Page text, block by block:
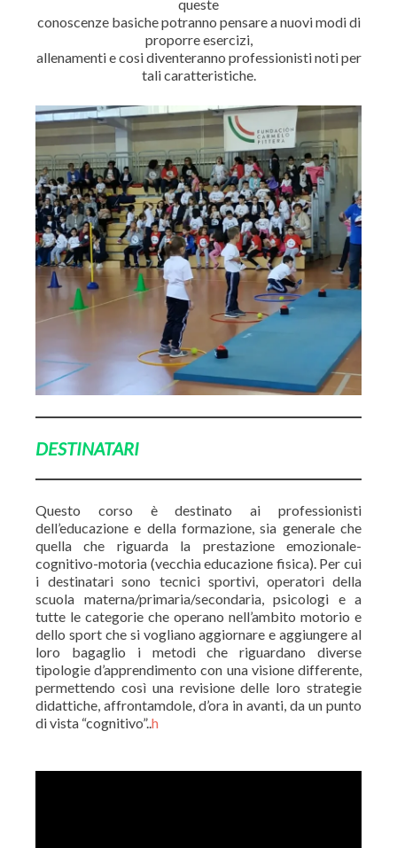
queste
conoscenze basiche potranno pensare a nuovi modi di
proporre esercizi,
allenamenti e cosi diventeranno professionisti noti per
tali caratteristiche.
DESTINATARI
Questo corso è destinato ai professionisti
dell’educazione e della formazione, sia generale che
quella che riguarda la prestazione emozionale-
cognitivo-motoria (vecchia educazione fisica). Per cui
i destinatari sono tecnici sportivi, operatori della
scuola materna/primaria/secondaria, psicologi e a
tutte le categorie che operano nell’ambito motorio e
dello sport che si vogliano aggiornare e aggiungere al
loro bagaglio i metodi che riguardano diverse
tipologie d’apprendimento con una visione differente,
permettendo così una revisione delle loro strategie
didattiche, affrontamdole, d’ora in avanti, da un punto
di vista “cognitivo”.. h